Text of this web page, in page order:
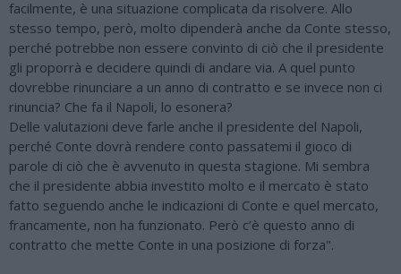
facilmente, è una situazione complicata da risolvere. Allo
stesso tempo, però, molto dipenderà anche da Conte stesso,
perché potrebbe non essere convinto di ciò che il presidente
gli proporrà e decidere quindi di andare via. A quel punto
dovrebbe rinunciare a un anno di contratto e se invece non ci
rinuncia? Che fa il Napoli, lo esonera?
Delle valutazioni deve farle anche il presidente del Napoli,
perché Conte dovrà rendere conto passatemi il gioco di
parole di ciò che è avvenuto in questa stagione. Mi sembra
che il presidente abbia investito molto e il mercato è stato
fatto seguendo anche le indicazioni di Conte e quel mercato,
francamente, non ha funzionato. Però c’è questo anno di
contratto che mette Conte in una posizione di forza".